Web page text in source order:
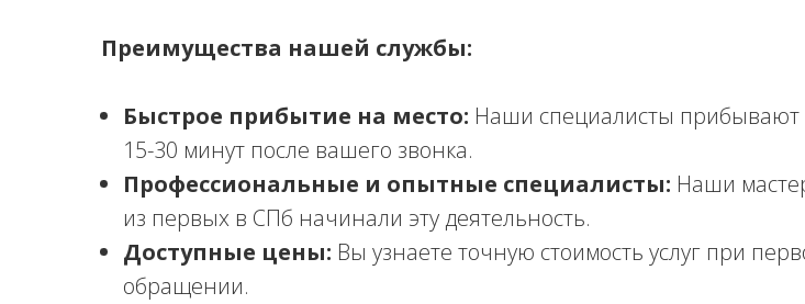
Преимущества нашей службы:
Быстрое прибытие на место: Наши специалисты прибывают
15-30 минут после вашего звонка.
Профессиональные и опытные специалисты: Наши
из первых в СПб начинали эту деятельность.
Доступные цены: Вы узнаете точную стоимость услуг при
обращении.